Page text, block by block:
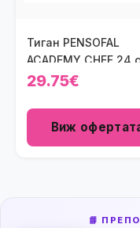
Тиган PENSOFAL
ACADEMY CHEF 24
29.75€
Виж
📘